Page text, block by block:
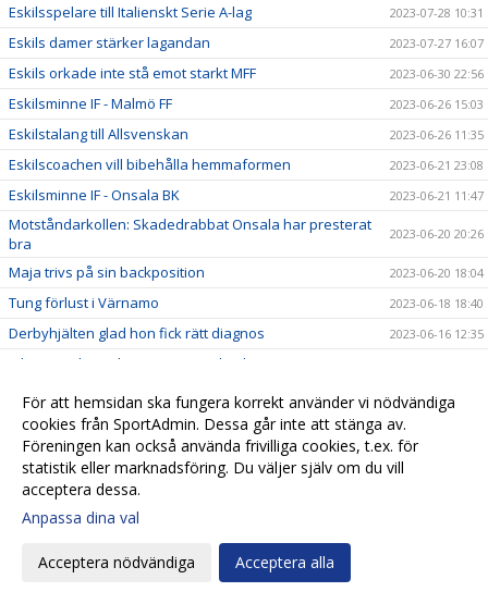
Eskilsspelare till Italienskt Serie A-lag 2023-07-28 10:31
Eskils damer stärker lagandan 2023-07-27 16:07
Eskils orkade inte stå emot starkt MFF 2023-06-30 22:56
Eskilsminne IF - Malmö FF 2023-06-26 15:03
Eskilstalang till Allsvenskan 2023-06-26 11:35
Eskilscoachen vill bibehålla hemmaformen 2023-06-21 23:08
Eskilsminne IF - Onsala BK 2023-06-21 11:47
Motståndarkollen: Skadedrabbat Onsala har presterat
bra
2023-06-20 20:26
Maja trivs på sin backposition 2023-06-20 18:04
Tung förlust i Värnamo 2023-06-18 18:40
Derbyhjälten glad hon fick rätt diagnos 2023-06-16 12:35
Johanna Olsson kan göra come back
IFK Värnamo - Eskilsminne IF 2023-06-15 12:40
Motståndarkollen: IFK Värnamo satsar nu på egna
spelare
2023-06-15 11:15
Eskils bäst i DM-derbyt 2023-06-14 22:44
Eskilscoachen: ”Detta är årets match för HIF"
”Jasse” extremt taggad inför HIF-matchen
DM: Helsingborgs IF - Eskilsminne IF
För att hemsidan ska fungera korrekt använder vi nödvändiga
cookies från SportAdmin. Dessa går inte att stänga av.
Föreningen kan också använda frivilliga cookies, t.ex. för
statistik eller marknadsföring. Du väljer själv om du vill
acceptera dessa.
Anpassa dina val
Acceptera nödvändiga Acceptera alla